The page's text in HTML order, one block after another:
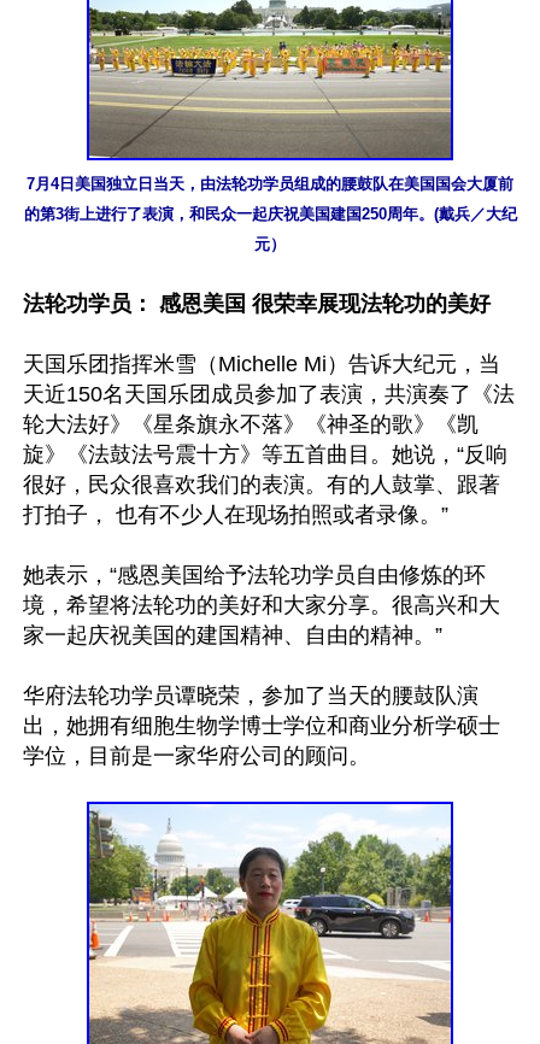
7月4日美国独立日当天，由法轮功学员组成的腰鼓队在美国国会大厦前
的第3街上进行了表演，和民众一起庆祝美国建国250周年。(戴兵／大纪
元）
法轮功学员： 感恩美国 很荣幸展现法轮功的美好
天国乐团指挥米雪（Michelle Mi）告诉大纪元，当
天近150名天国乐团成员参加了表演，共演奏了《法
轮大法好》《星条旗永不落》《神圣的歌》《凯
旋》《法鼓法号震十方》等五首曲目。她说，“反响
很好，民众很喜欢我们的表演。有的人鼓掌、跟著
打拍子， 也有不少人在现场拍照或者录像。”
她表示，“感恩美国给予法轮功学员自由修炼的环
境，希望将法轮功的美好和大家分享。很高兴和大
家一起庆祝美国的建国精神、自由的精神。”
华府法轮功学员谭晓荣，参加了当天的腰鼓队演
出，她拥有细胞生物学博士学位和商业分析学硕士
学位，目前是一家华府公司的顾问。